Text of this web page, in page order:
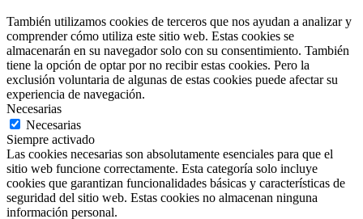
También utilizamos cookies de terceros que nos ayudan a analizar y
comprender cómo utiliza este sitio web. Estas cookies se
almacenarán en su navegador solo con su consentimiento. También
tiene la opción de optar por no recibir estas cookies. Pero la
exclusión voluntaria de algunas de estas cookies puede afectar su
experiencia de navegación.
Necesarias
Necesarias
Siempre activado
Las cookies necesarias son absolutamente esenciales para que el
sitio web funcione correctamente. Esta categoría solo incluye
cookies que garantizan funcionalidades básicas y características de
seguridad del sitio web. Estas cookies no almacenan ninguna
información personal.